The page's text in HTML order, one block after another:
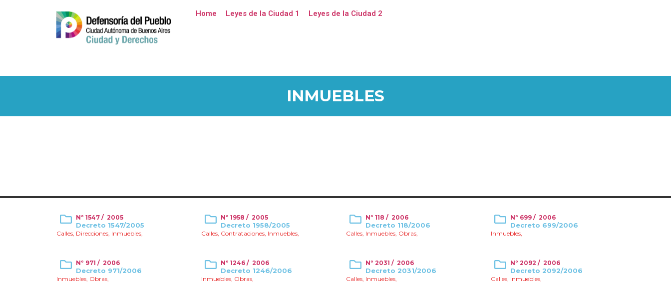
Home Leyes de la Ciudad 1 Leyes de la Ciudad 2
INMUEBLES
Nº 1547 / 2005
Decreto 1547/2005
Calles, Direcciones, Inmuebles,
Nº 1958 / 2005
Decreto 1958/2005
Calles, Contrataciones, Inmuebles,
Nº 118 / 2006
Decreto 118/2006
Calles, Inmuebles, Obras,
Nº 699 / 2006
Decreto 699/2006
Inmuebles,
Nº 971 / 2006
Decreto 971/2006
Inmuebles, Obras,
Nº 1246 / 2006
Decreto 1246/2006
Inmuebles, Obras,
Nº 2031 / 2006
Decreto 2031/2006
Calles, Inmuebles,
Nº 2092 / 2006
Decreto 2092/2006
Calles, Inmuebles,